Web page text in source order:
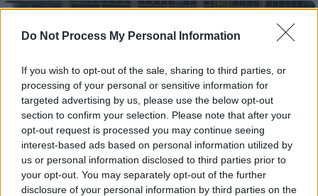
Do Not Process My Personal Information
If you wish to opt-out of the sale, sharing to third parties, or
processing of your personal or sensitive information for
targeted advertising by us, please use the below opt-out
section to confirm your selection. Please note that after your
opt-out request is processed you may continue seeing
interest-based ads based on personal information utilized by
us or personal information disclosed to third parties prior to
your opt-out. You may separately opt-out of the further
disclosure of your personal information by third parties on the